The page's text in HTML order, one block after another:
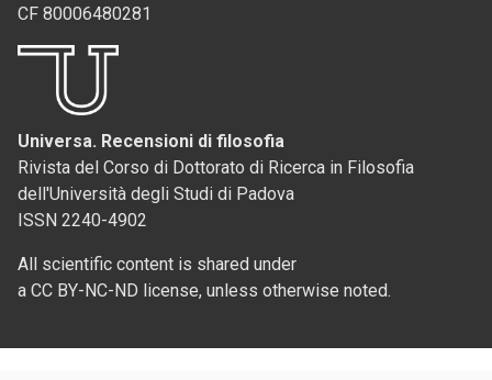
CF 80006480281
Universa. Recensioni di filosofia
Rivista del Corso di Dottorato di Ricerca in Filosofia
dell'Università degli Studi di Padova
ISSN 2240-4902
All scientific content is shared under
a CC BY-NC-ND license, unless otherwise noted.